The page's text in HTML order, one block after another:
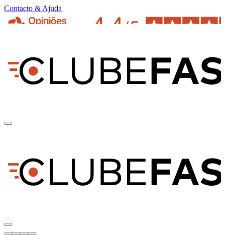
Contacto & Ajuda